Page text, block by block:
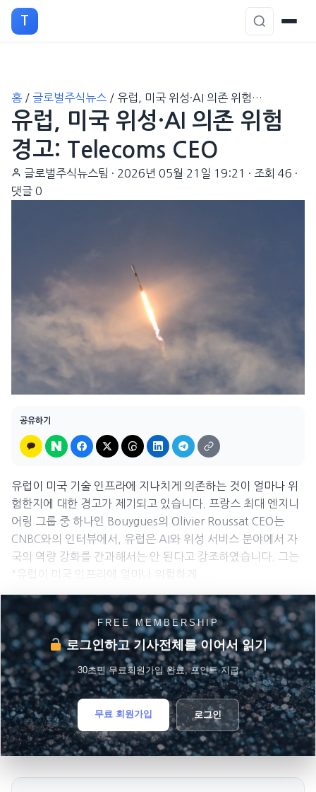
T
홈 / 글로벌주식뉴스 / 유럽, 미국 위성·AI 의존 위험…
유럽, 미국 위성·AI 의존 위험
경고: Telecoms CEO
글로벌주식뉴스팀 · 2026년 05월 21일 19:21 · 조회 46 ·
댓글 0
공유하기
유럽이 미국 기술 인프라에 지나치게 의존하는 것이 얼마나 위
험한지에 대한 경고가 제기되고 있습니다. 프랑스 최대 엔지니
어링 그룹 중 하나인 Bouygues의 Olivier Roussat CEO는
CNBC와의 인터뷰에서, 유럽은 AI와 위성 서비스 분야에서 자
국의 역량 강화를 간과해서는 안 된다고 강조하였습니다. 그는
"유럽이 미국 인프라에 얼마나 위험하게 ...
FREE MEMBERSHIP
로그인하고 기사전체를 이어서 읽기
30초면 무료회원가입 완료, 포인트 지급
무료 회원가입 로그인